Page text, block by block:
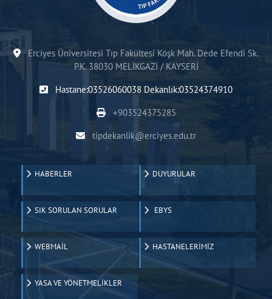
Erciyes Üniversitesi Tıp Fakültesi Köşk Mah. Dede Efendi Sk.
P.K. 38030 MELİKGAZİ / KAYSERİ
Hastane:03526060038 Dekanlık:03524374910
+903524375285
tipdekanlik@erciyes.edu.tr
HABERLER DUYURULAR
SIK SORULAN SORULAR EBYS
WEBMAİL HASTANELERİMİZ
YASA VE YÖNETMELİKLER